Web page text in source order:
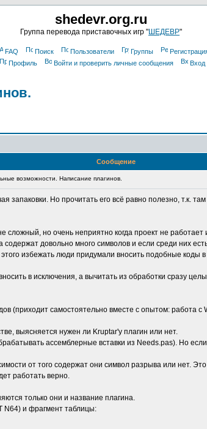
shedevr.org.ru
Группа перевода приставочных игр "ШЕДЕВР"
FAQ Поиск Пользователи Группы
Профиль
Войти и проверить личные сообщения Вход
Сообщение
возможности. Написание плагинов.
запаковки. Но прочитать его всё равно полезно, т.к.
но очень неприятно когда проект не
довольно много символов и если среди них
избежать люди придумали вносить подобные коды
в исключения, а вычитать из обработки сразу
(приходит самостоятельно вместе с опытом: работа
выясняется нужен ли Kruptar'у плагин или нет.
ассемблерные вставки из Needs.pas). Но
от того содержат они символ разрыва или нет.
работать верно.
только они и название плагина.
N64) и фрагмент таблицы: